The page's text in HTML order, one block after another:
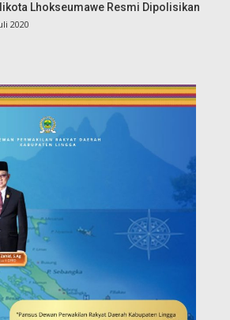
Lhokseumawe Resmi Dipolisikan
2020